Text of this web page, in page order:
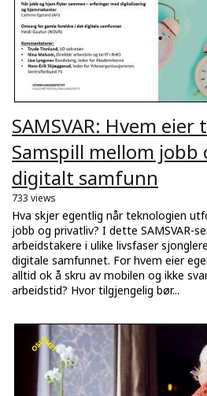
SAMSVAR: Hvem eier
Samspill mellom jobb
digitalt samfunn
733 views
Hva skjer egentlig når teknologien
jobb og privatliv? I dette SAMSVAR-
arbeidstakere i ulike livsfaser
digitale samfunnet. For hvem eier
alltid ok å skru av mobilen og ikke
arbeidstid? Hvor tilgjengelig bør...